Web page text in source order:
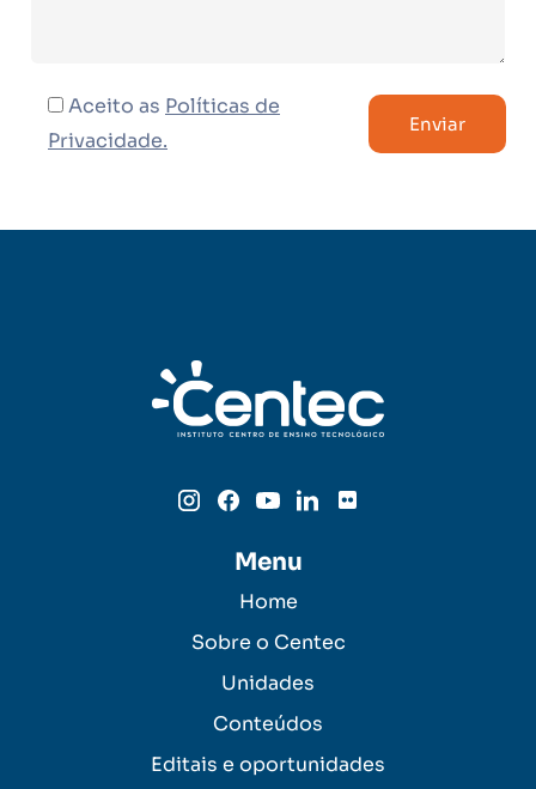
Aceito as Políticas de
Privacidade.
Menu
Home
Sobre o Centec
Unidades
Conteúdos
Editais e oportunidades